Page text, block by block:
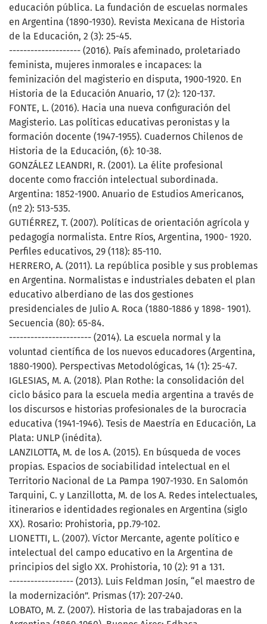
educación pública. La fundación de escuelas normales
en Argentina (1890-1930). Revista Mexicana de Historia
de la Educación, 2 (3): 25-45.
-------------------- (2016). País afeminado, proletariado
feminista, mujeres inmorales e incapaces: la
feminización del magisterio en disputa, 1900-1920. En
Historia de la Educación Anuario, 17 (2): 120-137.
FONTE, L. (2016). Hacia una nueva configuración del
Magisterio. Las políticas educativas peronistas y la
formación docente (1947-1955). Cuadernos Chilenos de
Historia de la Educación, (6): 10-38.
GONZÁLEZ LEANDRI, R. (2001). La élite profesional
docente como fracción intelectual subordinada.
Argentina: 1852-1900. Anuario de Estudios Americanos,
(nº 2): 513-535.
GUTIÉRREZ, T. (2007). Políticas de orientación agrícola y
pedagogía normalista. Entre Ríos, Argentina, 1900- 1920.
Perfiles educativos, 29 (118): 85-110.
HERRERO, A. (2011). La república posible y sus problemas
en Argentina. Normalistas e industriales debaten el plan
educativo alberdiano de las dos gestiones
presidenciales de Julio A. Roca (1880-1886 y 1898- 1901).
Secuencia (80): 65-84.
----------------------- (2014). La escuela normal y la
voluntad científica de los nuevos educadores (Argentina,
1880-1900). Perspectivas Metodológicas, 14 (1): 25-47.
IGLESIAS, M. A. (2018). Plan Rothe: la consolidación del
ciclo básico para la escuela media argentina a través de
los discursos e historias profesionales de la burocracia
educativa (1941-1946). Tesis de Maestría en Educación, La
Plata: UNLP (inédita).
LANZILOTTA, M. de los A. (2015). En búsqueda de voces
propias. Espacios de sociabilidad intelectual en el
Territorio Nacional de La Pampa 1907-1930. En Salomón
Tarquini, C. y Lanzillotta, M. de los A. Redes intelectuales,
itinerarios e identidades regionales en Argentina (siglo
XX). Rosario: Prohistoria, pp.79-102.
LIONETTI, L. (2007). Víctor Mercante, agente político e
intelectual del campo educativo en la Argentina de
principios del siglo XX. Prohistoria, 10 (2): 91 a 131.
------------------ (2013). Luis Feldman Josín, “el maestro de
la modernización”. Prismas (17): 207-240.
LOBATO, M. Z. (2007). Historia de las trabajadoras en la